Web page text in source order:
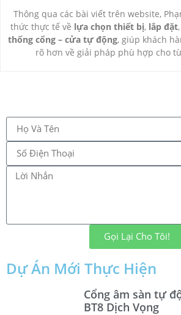
Thông qua các bài viết trên website,
thức thực tế về lựa chọn thiết bị, lắp đặt,
thống cổng – cửa tự động, giúp khách
rõ hơn về giải pháp phù hợp cho
Gọi Lại Cho Tôi!
Dự Án Mới Thực Hiện
Cổng âm sàn tự
BT8 Dịch Vọng